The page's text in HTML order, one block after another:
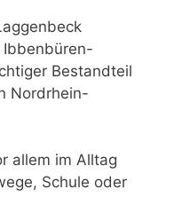
Bestandteil
Nordrhein-
allem im Alltag
Schule oder